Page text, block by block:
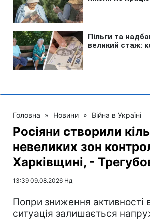
Головна » Новини » Війна в Україні
Росіяни створили
невеликих зон
Харківщині, -
13:39 09.08.2026 Нд
Попри зниження активності
ситуація залишається